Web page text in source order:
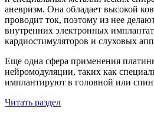
аневризм. Она обладает высокой
проводит ток, поэтому из нее
внутренних электронных
кардиостимуляторов и слуховых
Еще одна сфера применения
нейромодуляции, таких как
имплантируют в головной или
Читать раздел